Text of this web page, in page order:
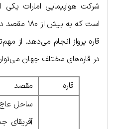
شرکت هواپیمایی امارات یکی
قاره پرواز انجام می‌دهد. از
در قاره‌های مختلف جهان می‌توان
قاره مقصد
ساحل
آفریقای